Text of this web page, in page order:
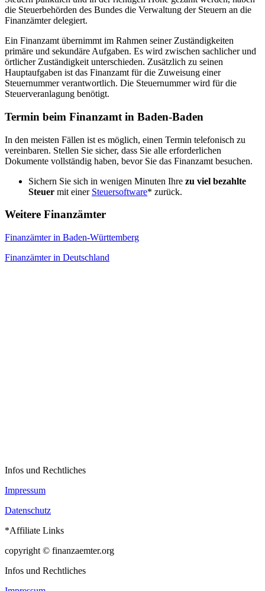
die Steuerbehörden des Bundes die Verwaltung der Steuern an die
Finanzämter delegiert.
Ein Finanzamt übernimmt im Rahmen seiner Zuständigkeiten
primäre und sekundäre Aufgaben. Es wird zwischen sachlicher und
örtlicher Zuständigkeit unterschieden. Zusätzlich zu seinen
Hauptaufgaben ist das Finanzamt für die Zuweisung einer
Steuernummer verantwortlich. Die Steuernummer wird für die
Steuerveranlagung benötigt.
Termin beim Finanzamt in Baden-Baden
In den meisten Fällen ist es möglich, einen Termin telefonisch zu
vereinbaren. Stellen Sie sicher, dass Sie alle erforderlichen
Dokumente vollständig haben, bevor Sie das Finanzamt besuchen.
Sichern Sie sich in wenigen Minuten Ihre zu viel bezahlte
Steuer mit einer Steuersoftware* zurück.
Weitere Finanzämter
Finanzämter in Baden-Württemberg
Finanzämter in Deutschland
Infos und Rechtliches
Impressum
Datenschutz
*Affiliate Links
copyright © finanzaemter.org
Infos und Rechtliches